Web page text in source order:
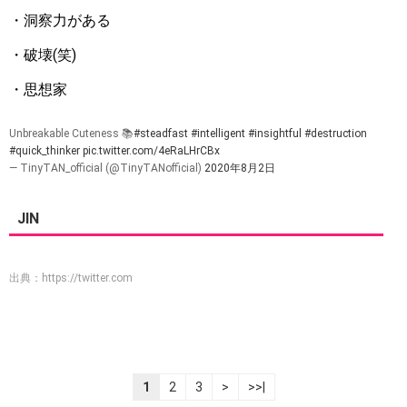
・洞察力がある
・破壊(笑)
・思想家
Unbreakable Cuteness 📚#steadfast #intelligent #insightful #destruction
#quick_thinker pic.twitter.com/4eRaLHrCBx
— TinyTAN_official (@TinyTANofficial) 2020年8月2日
JIN
出典： https://twitter.com
1 2 3 > >>|